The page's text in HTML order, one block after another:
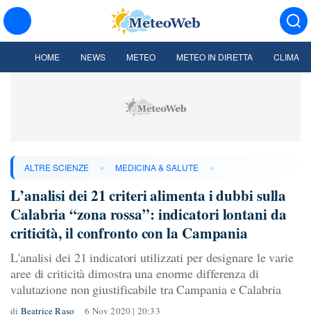
HOME NEWS METEO METEO IN DIRETTA CLIMA
ALTRE SCIENZE » MEDICINA & SALUTE »
L’analisi dei 21 criteri alimenta i dubbi sulla
Calabria “zona rossa”: indicatori lontani da
criticità, il confronto con la Campania
L'analisi dei 21 indicatori utilizzati per designare le varie
aree di criticità dimostra una enorme differenza di
valutazione non giustificabile tra Campania e Calabria
di Beatrice Raso 6 Nov 2020 | 20:33